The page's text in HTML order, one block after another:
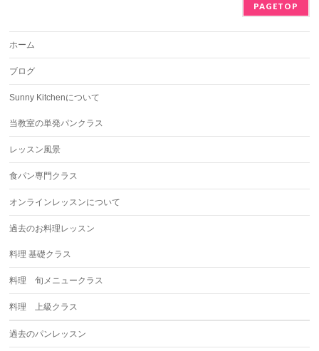
PAGETOP
ホーム
ブログ
Sunny Kitchenについて
当教室の単発パンクラス
レッスン風景
食パン専門クラス
オンラインレッスンについて
過去のお料理レッスン
料理 基礎クラス
料理 旬メニュークラス
料理 上級クラス
過去のパンレッスン